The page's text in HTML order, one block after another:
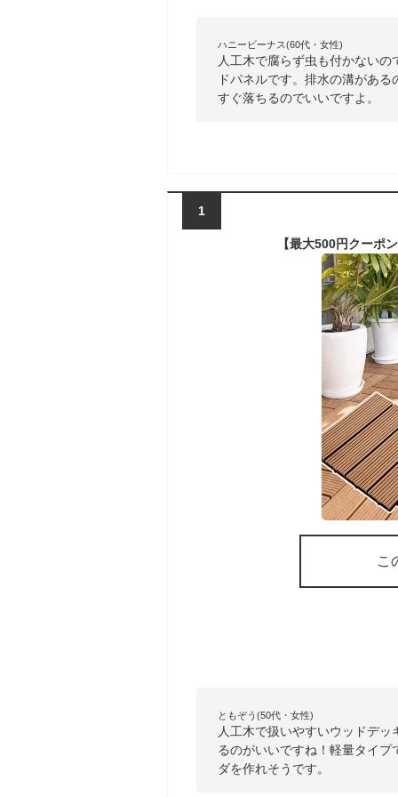
ハニービーナス(60代・女性)
人工木で腐らず虫も付かない
ドパネルです。排水の溝があ
すぐ落ちるのでいいですよ。
1
こ
ともぞう(50代・女性)
人工木で扱いやすいウッドデ
るのがいいですね！軽量タイ
ダを作れそうです。